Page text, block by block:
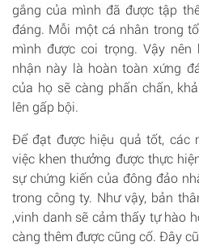
gắng của mình đã được tập
đáng. Mỗi một cá nhân trong
mình được coi trọng. Vậy
nhận này là hoàn toàn xứng
của họ sẽ càng phấn chấn,
lên gấp bội.
Để đạt được hiệu quả tốt, các
việc khen thưởng được thực
sự chứng kiến của đông đảo
trong công ty. Như vậy, bản
,vinh danh sẽ cảm thấy tự hào
càng thêm được cũng cố. Đây